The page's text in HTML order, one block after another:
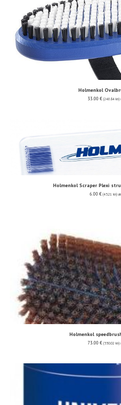
Holmenkol
33.00 € (248.64 kn)
Holmenkol Scraper Plexi
6.00 € (45.21 kn)
Holmenkol
73.00 € (550.02 kn)